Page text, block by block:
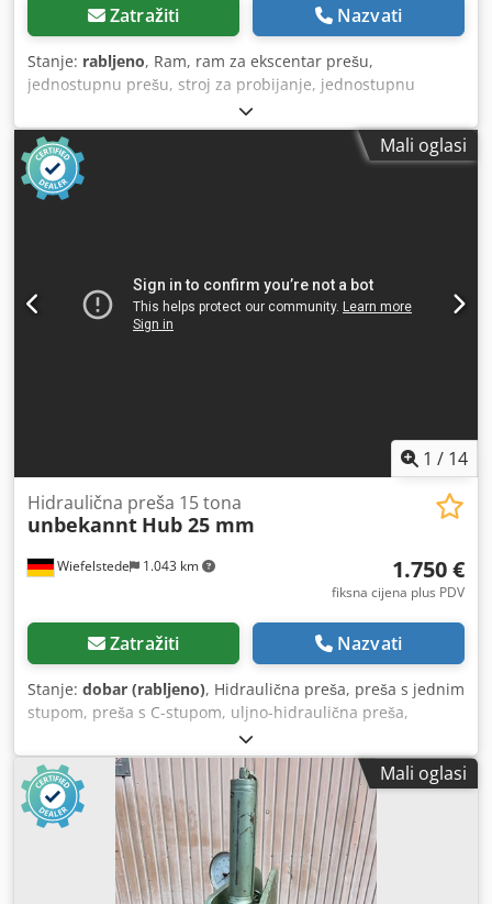
Zatražiti Nazvati
Stanje: rabljeno, Ram, ram za ekscentar prešu,
jednostupnu prešu, stroj za probijanje, jednostupnu
ekscentar prešu, ekscentar prešu, jednostupnu prešu -
Rezervni dio: dolazi iz Weingarten ekscentrične preše -
Podešavanje hoda: 10-80mm -Promjer klipa: 320 x 65 mm -
Nosač klipa: Ø 40 mm Cjdpfx Ajd Nzg Rebieha -Navoj za
podešavanje klipa: M64 x 6 mm - Kuglasta glava za
Mali oglasi
1 / 14
Wiefelstede 1.043 km
Hidraulična preša 15 tona
unbekannt Hub 25 mm
1.750 €
fiksna cijena plus PDV
Zatražiti Nazvati
Stanje: dobar (rabljeno), Hidraulična preša, preša s jednim
stupom, preša s C-stupom, uljno-hidraulična preša,
hidraulična preša s jednim stupom, stroj za prešanje,
hidraulični probijač za Schüco tools hidraulična preša,
multifunkcionalni probijač, probijač, univerzalni probijač,
stroj za probijanje -Hidraulička preša: Hidraulička
jednostupna preša sa graničnicima na obje strane -Sila
pritiska: 15 tona -Hidraulični agregat: 220 bara - Hod: 25
mm -Posuda: Ø 28 mm - Domet: 100 mm -Upravljanje:
nožna pedala -Postavne dimenzije: 2575/800/H1350 mm -
Mali oglasi